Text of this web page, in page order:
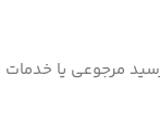
مرجوعی یا خدمات